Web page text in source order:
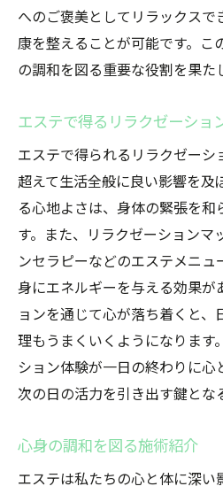
へのご褒美としてリラックスで
康を整えることが可能です。こ
の調和を図る重要な役割を果た
エステで得るリラクゼーショ
エステで得られるリラクゼーシ
超えて生活全般に良い影響を及
る心地よさは、身体の緊張を和
す。また、リラクゼーションマ
ンセラピーなどのエステメニ
身にエネルギーを与える効果が
ョンを通じて心が落ち着くと、
理もうまくいくようになります
ション体験が一日の終わりに心
次の日の活力を引き出す鍵とな
心身の調和を図る施術紹介
エステは私たちの心と体に深い